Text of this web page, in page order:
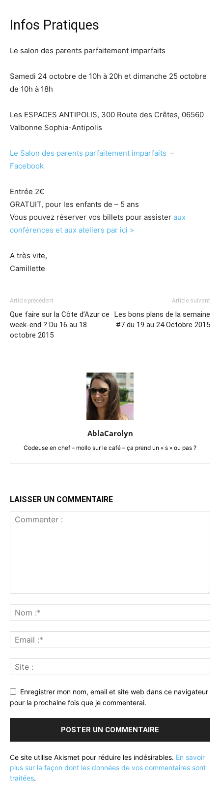
Infos Pratiques
Le salon des parents parfaitement imparfaits
Samedi 24 octobre de 10h à 20h et dimanche 25 octobre
de 10h à 18h
Les ESPACES ANTIPOLIS, 300 Route des Crêtes, 06560
Valbonne Sophia-Antipolis
Le Salon des parents parfaitement imparfaits –
Facebook
Entrée 2€
GRATUIT, pour les enfants de – 5 ans
Vous pouvez réserver vos billets pour assister aux
conférences et aux ateliers par ici >
A très vite,
Camillette
Article précédent
Que faire sur la Côte d’Azur ce
week-end ? Du 16 au 18
octobre 2015
Article suivant
Les bons plans de la semaine
#7 du 19 au 24 Octobre 2015
AblaCarolyn
Codeuse en chef – mollo sur le café – ça prend un « s » ou pas ?
LAISSER UN COMMENTAIRE
Enregistrer mon nom, email et site web dans ce navigateur
pour la prochaine fois que je commenterai.
Ce site utilise Akismet pour réduire les indésirables. En savoir
plus sur la façon dont les données de vos commentaires sont
traitées.